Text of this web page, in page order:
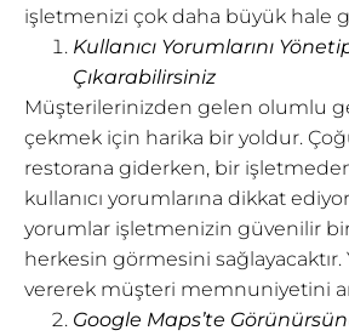
işletmenizi çok daha büyük hale
Kullanıcı Yorumlarını
Çıkarabilirsiniz
Müşterilerinizden gelen olumlu
çekmek için harika bir yoldur.
restorana giderken, bir
kullanıcı yorumlarına dikkat ediyor.
yorumlar işletmenizin güvenilir
herkesin görmesini sağlayacaktır.
vererek müşteri memnuniyetini
Google Maps’te